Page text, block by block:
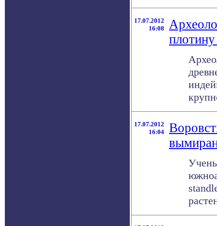
17.07.2012
16:08
17.07.2012
16:04